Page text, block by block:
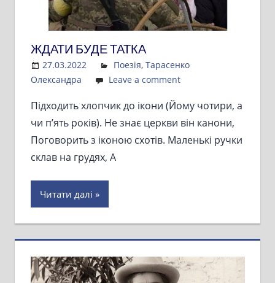
ЖДАТИ БУДЕ ТАТКА
27.03.2022 Admin
Поезія, Тарасенко
Олександра
Leave a comment
Підходить хлопчик до ікони (Йому чотири, а
чи п’ять років). Не знає церкви він канони,
Поговорить з іконою схотів. Маленькі ручки
склав на грудях, А
Читати далі